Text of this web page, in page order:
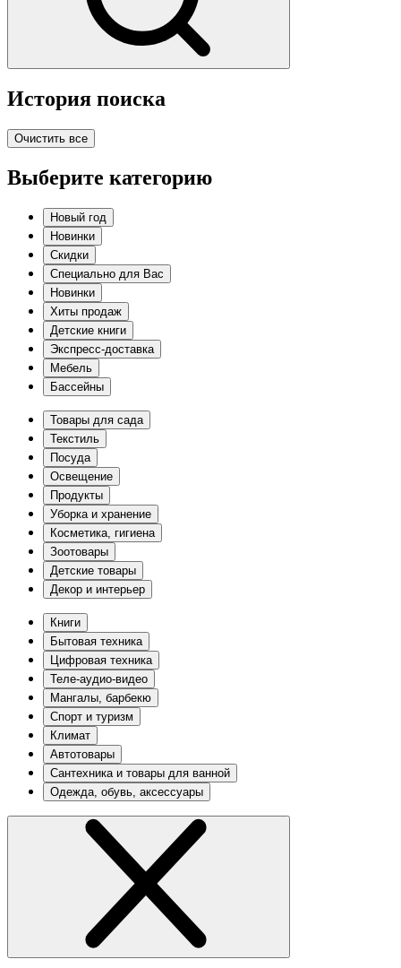
История поиска
Очистить все
Выберите категорию
Новый год
Новинки
Скидки
Специально для Вас
Новинки
Хиты продаж
Детские книги
Экспресс-доставка
Мебель
Бассейны
Товары для сада
Текстиль
Посуда
Освещение
Продукты
Уборка и хранение
Косметика, гигиена
Зоотовары
Детские товары
Декор и интерьер
Книги
Бытовая техника
Цифровая техника
Теле-аудио-видео
Мангалы, барбекю
Спорт и туризм
Климат
Автотовары
Сантехника и товары для ванной
Одежда, обувь, аксессуары